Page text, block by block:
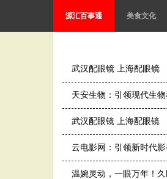
源汇百事通 美食文化
武汉配眼镜 上海配眼镜
天安生物：引领现代生
武汉配眼镜 上海配眼镜
云电影网：引领新时代
温婉灵动，一眼万年！